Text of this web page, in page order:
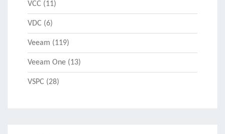
VCC (11)
VDC (6)
Veeam (119)
Veeam One (13)
VSPC (28)